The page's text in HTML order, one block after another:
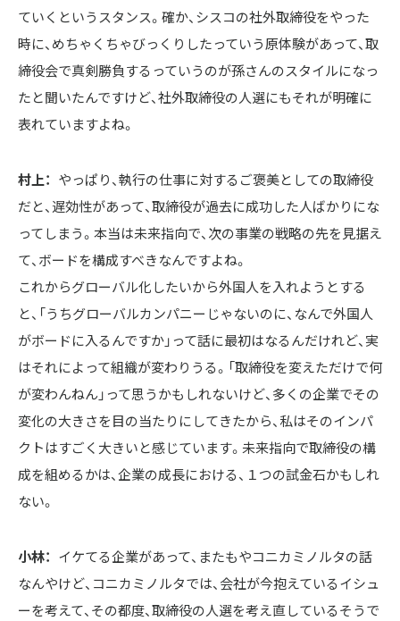
ていくというスタンス。確か、シスコの社外取締役をやった
時に、めちゃくちゃびっくりしたっていう原体験があって、取
締役会で真剣勝負するっていうのが孫さんのスタイルになっ
たと聞いたんですけど、社外取締役の人選にもそれが明確に
表れていますよね。
村上：
やっぱり、執行の仕事に対するご褒美としての取締役
だと、遅効性があって、取締役が過去に成功した人ばかりにな
ってしまう。本当は未来指向で、次の事業の戦略の先を見据え
て、ボードを構成すべきなんですよね。
これからグローバル化したいから外国人を入れようとする
と、「うちグローバルカンパニーじゃないのに、なんで外国人
がボードに入るんですか」って話に最初はなるんだけれど、実
はそれによって組織が変わりうる。「取締役を変えただけで何
が変わんねん」って思うかもしれないけど、多くの企業でその
変化の大きさを目の当たりにしてきたから、私はそのインパ
クトはすごく大きいと感じています。未来指向で取締役の構
成を組めるかは、企業の成長における、１つの試金石かもしれ
ない。
小林：
イケてる企業があって、またもやコニカミノルタの話
なんやけど、コニカミノルタでは、会社が今抱えているイシュ
ーを考えて、その都度、取締役の人選を考え直しているそうで